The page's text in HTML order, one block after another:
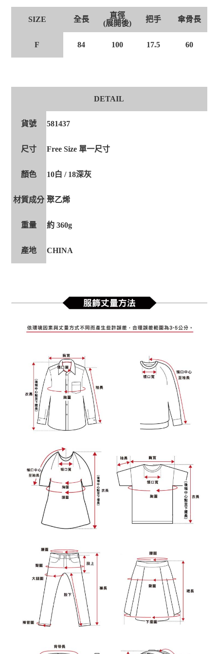
SIZE 全長
直徑
(展開後)
把手 傘骨長
F 84 100 17.5 60
DETAIL
貨號 581437
尺寸 Free Size 單一尺寸
顏色 10白 / 18深灰
材質成分 聚乙烯
重量 約 360g
產地 CHINA